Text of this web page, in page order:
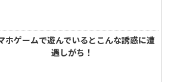
ホゲームで遊んでいるとこんな誘惑に遭
遇しがち！